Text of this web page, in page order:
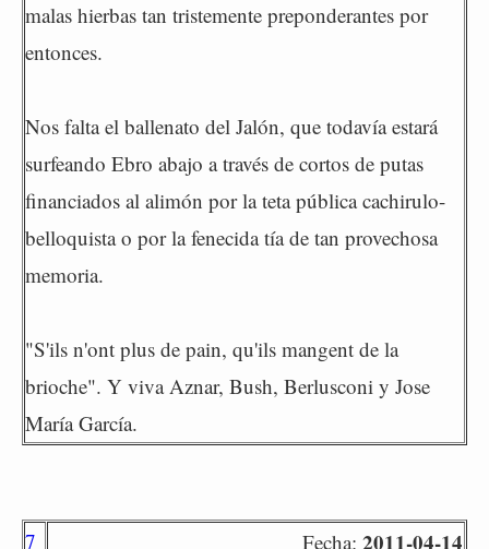
malas hierbas tan tristemente preponderantes por
entonces.
Nos falta el ballenato del Jalón, que todavía estará
surfeando Ebro abajo a través de cortos de putas
financiados al alimón por la teta pública cachirulo-
belloquista o por la fenecida tía de tan provechosa
memoria.
"S'ils n'ont plus de pain, qu'ils mangent de la
brioche". Y viva Aznar, Bush, Berlusconi y Jose
María García.
7 Fecha: 2011-04-14